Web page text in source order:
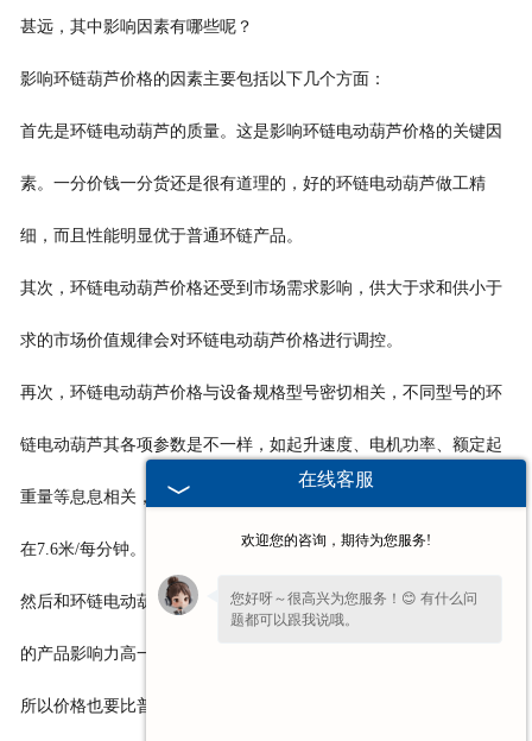
联系我们
甚远，其中影响因素有哪些呢？
影响环链葫芦价格的因素主要包括以下几个方面：
首先是环链电动葫芦的质量。这是影响环链电动葫芦价格的关键因
素。一分价钱一分货还是很有道理的，好的环链电动葫芦做工精
细，而且性能明显优于普通环链产品。
其次，环链电动葫芦价格还受到市场需求影响，供大于求和供小于
求的市场价值规律会对环链电动葫芦价格进行调控。
再次，环链电动葫芦价格与设备规格型号密切相关，不同型号的环
链电动葫芦其各项参数是不一样，如起升速度、电机功率、额定起
重量等息息相关，好的环链电动葫芦如PDH，0.5吨3米的提升速度
在7.6米/每分钟。
然后和环链电动葫芦品牌有关，一个知名度较高影响力自然比普通
的产品影响力高一些，而且知名度较高的设备一定有其独特之处，
所以价格也要比普通的更高一些。
在线客服
欢迎您的咨询，期待为您服务!
您好呀～很高兴为您服务！😊 有什么问
题都可以跟我说哦。